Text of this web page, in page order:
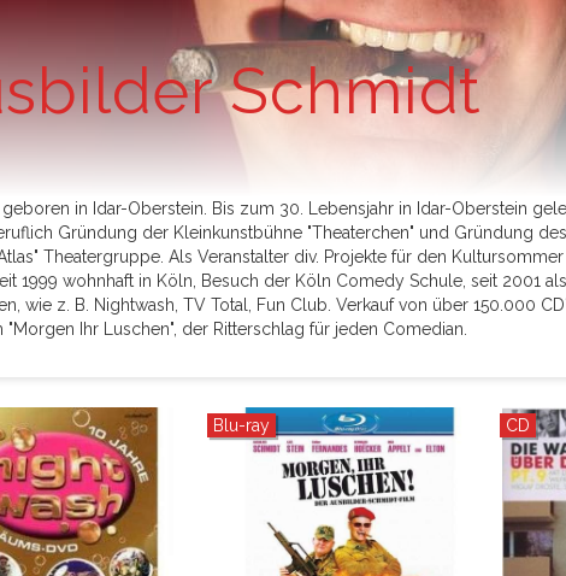
Schmidt
in Idar-Oberstein. Bis zum 30. Lebensjahr in Idar-Oberstein
Gründung der Kleinkunstbühne "Theaterchen" und Gründung
Theatergruppe. Als Veranstalter div. Projekte für den Kultursommer
1999 wohnhaft in Köln, Besuch der Köln Comedy Schule, seit 2001
wie z. B. Nightwash, TV Total, Fun Club. Verkauf von über 150.000
"Morgen Ihr Luschen", der Ritterschlag für jeden Comedian.
Blu-ray CD